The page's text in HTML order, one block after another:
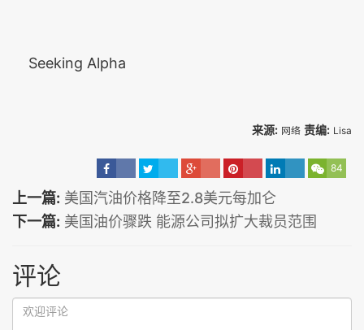
Seeking Alpha
来源: 网络 责编: Lisa
84
上一篇: 美国汽油价格降至2.8美元每加仑
下一篇: 美国油价骤跌 能源公司拟扩大裁员范围
评论